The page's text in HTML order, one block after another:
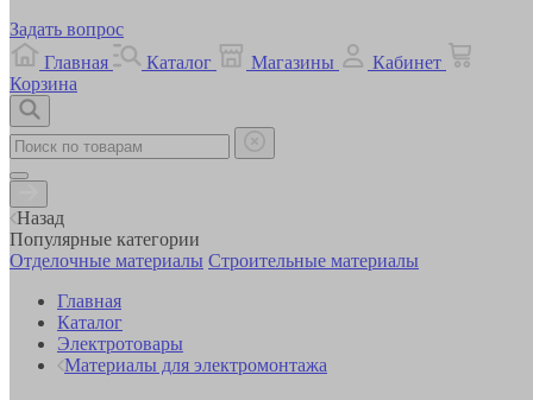
Задать вопрос
Главная
Каталог Магазины
Кабинет
Корзина
Назад
Популярные категории
Отделочные материалы Строительные материалы
Главная
Каталог
Электротовары
Материалы для электромонтажа